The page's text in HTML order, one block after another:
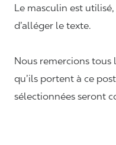
Le masculin est
d’alléger le texte.
Nous remercions tous
qu’ils portent à ce
sélectionnées seront